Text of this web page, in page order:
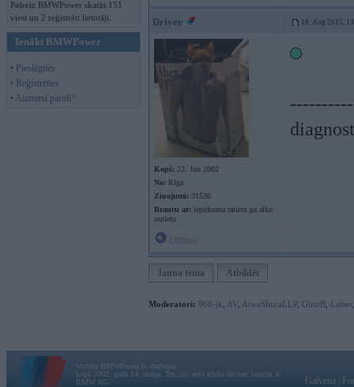
Pašreiz BMWPower skatās 151
viesi un 2 reģistrēti lietotāji.
Ienākt BMWPower
• Pieslēgties
• Reģistrēties
• Aizmirsi paroli?
Driver 10. Aug 2015,
Kopš: 22. Jun 2002
No: Rīga
Ziņojumi: 31536
Braucu ar: iepirkuma ratiem pa alko
outletu
Jauna tēma Atbildēt
Moderatori: 968-jk AV AiwaShuraLLP, GirtzB Lafter
Vortāls BMWPower.lv darbojas
kopš 2002. gada 14. maija. Tas nav auto klubs un nav saistīts ar
BMW AG.
Galvena